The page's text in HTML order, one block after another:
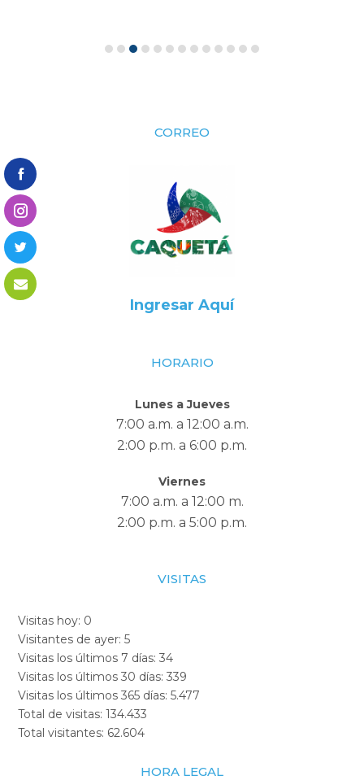
CORREO
Ingresar Aquí
HORARIO
Lunes a Jueves
7:00 a.m. a 12:00 a.m.
2:00 p.m. a 6:00 p.m.
Viernes
7:00 a.m. a 12:00 m.
2:00 p.m. a 5:00 p.m.
VISITAS
Visitas hoy: 0
Visitantes de ayer:5
Visitas los últimos 7 días:34
Visitas los últimos 30 días:339
Visitas los últimos 365 días:5.477
Total de visitas:134.433
Total visitantes: 62.604
HORA LEGAL